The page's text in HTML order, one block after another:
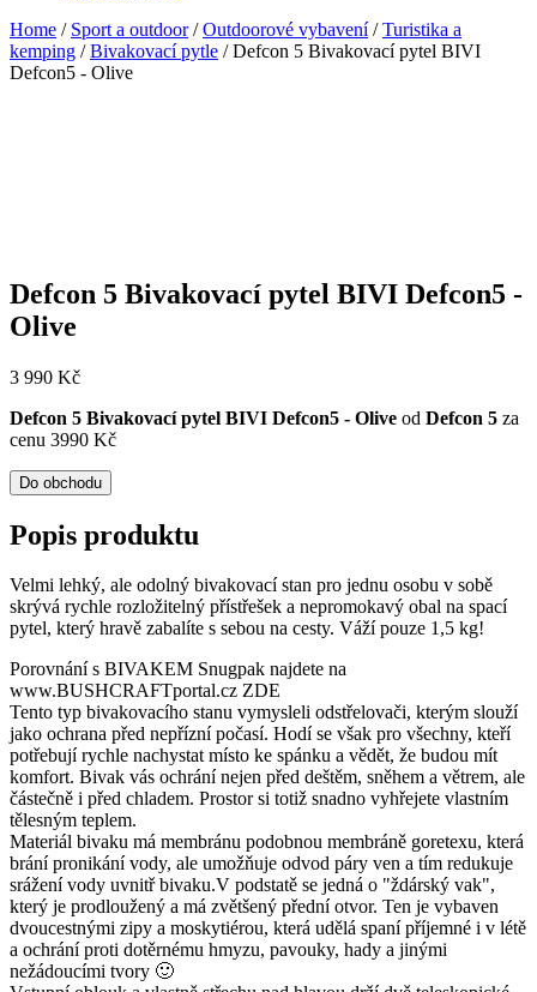
Home / Sport a outdoor/Outdoorové vybavení/Turistika a
kemping /Bivakovací pytle / Defcon 5 Bivakovací pytel BIVI
Defcon5 - Olive
Defcon 5 Bivakovací pytel BIVI Defcon5 -
Olive
3 990 Kč
Defcon 5 Bivakovací pytel BIVI Defcon5 - Olive od Defcon 5 za
cenu 3990 Kč
Do obchodu
Popis produktu
Velmi lehký, ale odolný bivakovací stan pro jednu osobu v sobě
skrývá rychle rozložitelný přístřešek a nepromokavý obal na spací
pytel, který hravě zabalíte s sebou na cesty. Váží pouze 1,5 kg!
Porovnání s BIVAKEM Snugpak najdete na
www.BUSHCRAFTportal.cz ZDE
Tento typ bivakovacího stanu vymysleli odstřelovači, kterým slouží
jako ochrana před nepřízní počasí. Hodí se však pro všechny, kteří
potřebují rychle nachystat místo ke spánku a vědět, že budou mít
komfort. Bivak vás ochrání nejen před deštěm, sněhem a větrem, ale
částečně i před chladem. Prostor si totiž snadno vyhřejete vlastním
tělesným teplem.
Materiál bivaku má membránu podobnou membráně goretexu, která
brání pronikání vody, ale umožňuje odvod páry ven a tím redukuje
srážení vody uvnitř bivaku.V podstatě se jedná o "ždárský vak",
který je prodloužený a má zvětšený přední otvor. Ten je vybaven
dvoucestnými zipy a moskytiérou, která udělá spaní příjemné i v létě
a ochrání proti dotěrnému hmyzu, pavouky, hady a jinými
nežádoucími tvory 🙂